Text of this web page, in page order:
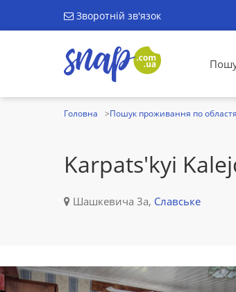
Зворотній зв'язок
Головна Пошук проживання по
Karpats'kyi
Шашкевича 3а, Славське